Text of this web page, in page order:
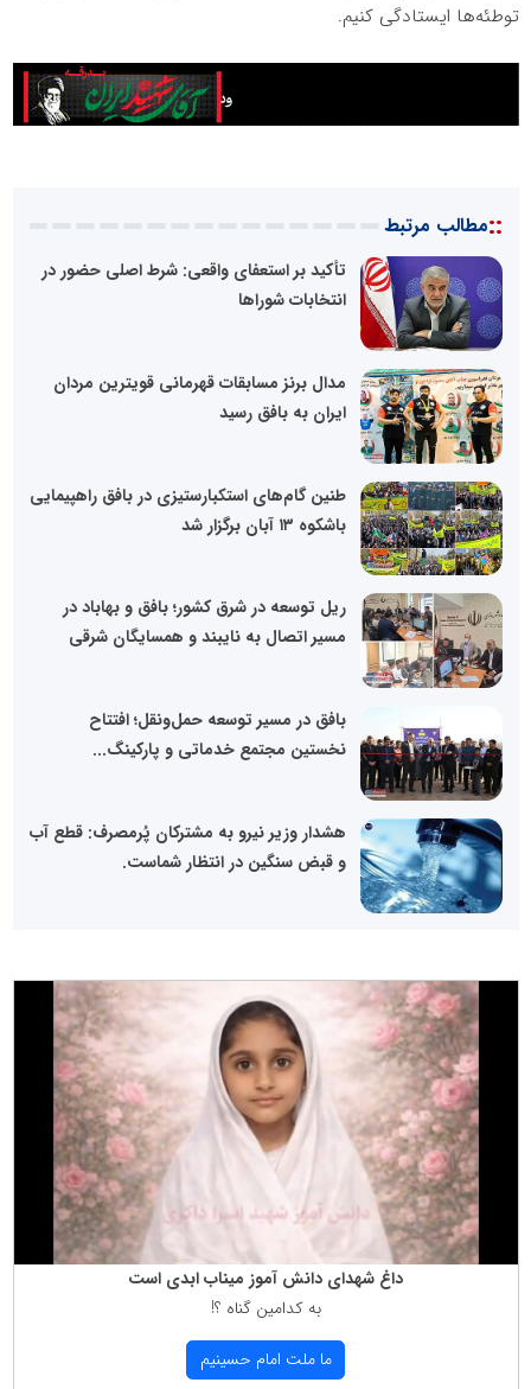
توطئه‌ها ایستادگی کنیم.
::مطالب مرتبط
تأکید بر استعفای واقعی: شرط اصلی حضور در
انتخابات شوراها
مدال برنز مسابقات قهرمانی قویترین مردان
ایران به بافق رسید
طنین گام‌های استکبارستیزی در بافق راهپیمایی
باشکوه ۱۳ آبان برگزار شد
ریل توسعه در شرق کشور؛ بافق و بهاباد در
مسیر اتصال به نایبند و همسایگان شرقی
بافق در مسیر توسعه حمل‌ونقل؛ افتتاح
نخستین مجتمع خدماتی و پارکینگ...
هشدار وزیر نیرو به مشترکان پُرمصرف: قطع آب
و قبض سنگین در انتظار شماست.
داغ شهدای دانش آموز میناب ابدی است
به كدامین گناه ؟!
ما ملت امام حسینیم